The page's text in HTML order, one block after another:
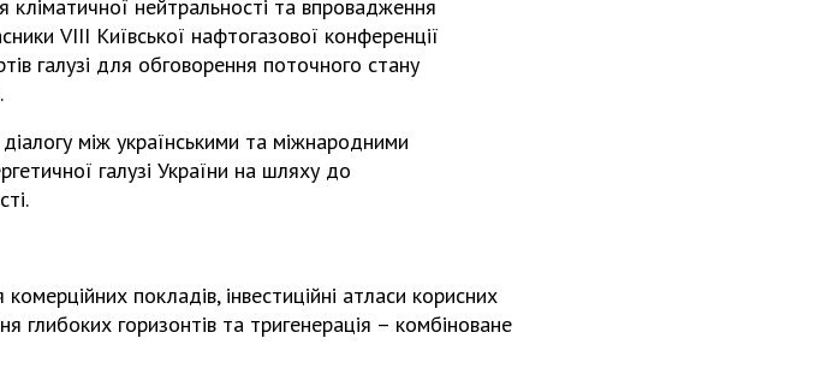
кліматичної нейтральності та впровадження
VIII Київської нафтогазової конференції
галузі для обговорення поточного стану
між українськими та міжнародними
галузі України на шляху до
покладів, інвестиційні атласи корисних
глибоких горизонтів та тригенерація – комбіноване